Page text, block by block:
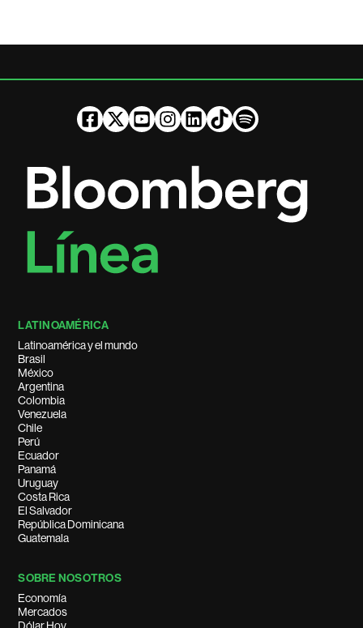
LATINOAMÉRICA
Latinoamérica y el mundo
Brasil
México
Argentina
Colombia
Venezuela
Chile
Perú
Ecuador
Panamá
Uruguay
Costa Rica
El Salvador
República Dominicana
Guatemala
SOBRE NOSOTROS
Economía
Mercados